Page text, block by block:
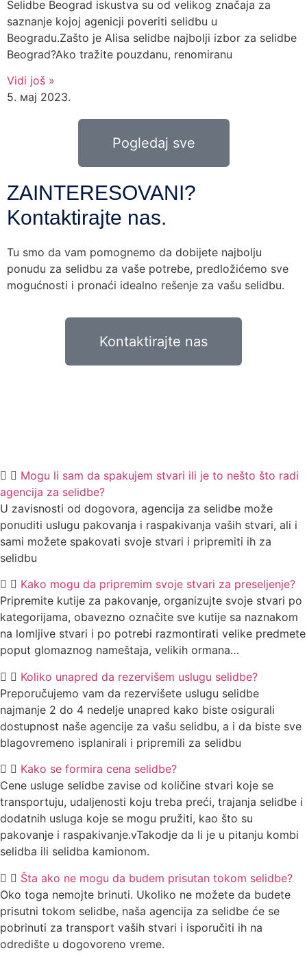
Selidbe Beograd iskustva su od velikog značaja za
saznanje kojoj agenicji poveriti selidbu u
Beogradu.Zašto je Alisa selidbe najbolji izbor za selidbe
Beograd?Ako tražite pouzdanu, renomiranu
Vidi još »
5. мај 2023.
Pogledaj sve
ZAINTERESOVANI?
Kontaktirajte nas.
Tu smo da vam pomognemo da dobijete najbolju
ponudu za selidbu za vaše potrebe, predložićemo sve
mogućnosti i pronaći idealno rešenje za vašu selidbu.
Kontaktirajte nas
Mogu li sam da spakujem stvari ili je to nešto što radi
agencija za selidbe?
U zavisnosti od dogovora, agencija za selidbe može
ponuditi uslugu pakovanja i raspakivanja vaših stvari, ali i
sami možete spakovati svoje stvari i pripremiti ih za
selidbu
Kako mogu da pripremim svoje stvari za preseljenje?
Pripremite kutije za pakovanje, organizujte svoje stvari po
kategorijama, obavezno označite sve kutije sa naznakom
na lomljive stvari i po potrebi razmontirati velike predmete
poput glomaznog nameštaja, velikih ormana…
Koliko unapred da rezervišem uslugu selidbe?
Preporučujemo vam da rezervišete uslugu selidbe
najmanje 2 do 4 nedelje unapred kako biste osigurali
dostupnost naše agencije za vašu selidbu, a i da biste sve
blagovremeno isplanirali i pripremili za selidbu
Kako se formira cena selidbe?
Cene usluge selidbe zavise od količine stvari koje se
transportuju, udaljenosti koju treba preći, trajanja selidbe i
dodatnih usluga koje se mogu pružiti, kao što su
pakovanje i raspakivanje.vTakodje da li je u pitanju kombi
selidba ili selidba kamionom.
Šta ako ne mogu da budem prisutan tokom selidbe?
Oko toga nemojte brinuti. Ukoliko ne možete da budete
prisutni tokom selidbe, naša agencija za selidbe će se
pobrinuti za transport vaših stvari i isporučiti ih na
odredište u dogovoreno vreme.